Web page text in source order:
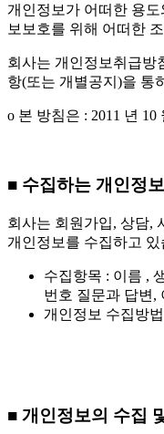
개인정보가 어떠한 용
보보호를 위해 어떠한
회사는 개인정보취급방
항(또는 개별공지)을 통
ο 본 방침은 : 2011 년
■ 수집하는 개인정
회사는 회원가입, 상담,
개인정보를 수집하고 있
수집항목 : 이름 ,
번호 질문과 답변,
개인정보 수집방
■ 개인정보의 수집